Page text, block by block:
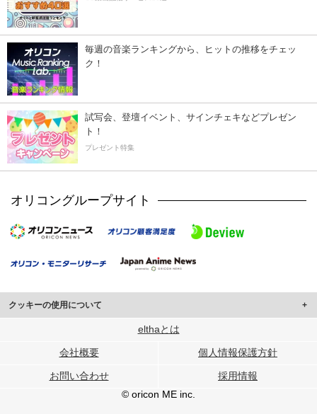
毎週の音楽ランキングから、ヒットの推移をチェッ
ク！
試写会、登壇イベント、サインチェキなどプレゼン
ト！
プレゼント特集
オリコングループサイト
クッキーの使用について
このサイトでは Cookie を使用して、ユーザーに合わせたコンテンツや広告の
行っています。
メディアや広告配信、データ解析の各パートナーに提供しています。
各パートナーは、この情報とユーザーが各パートナーに提供した他の情報や、
ユーザーが各パートナーのサービスを使用したときに収集した他の情報を組み
elthaとは
会社概要 個人情報保護方針
お問い合わせ
採用情報
© oricon ME inc.